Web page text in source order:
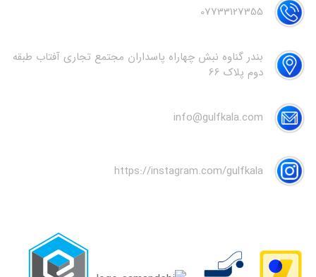
07733127355
بندر گناوه نبش چهاراه پاسداران مجتمع تجاری آفتاب طبقه
دوم پلاک 66
info@gulfkala.com
https://instagram.com/gulfkala